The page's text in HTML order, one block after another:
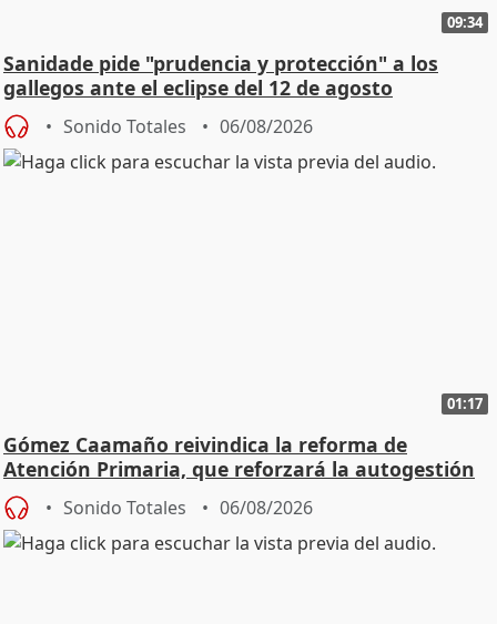
09:34
Sanidade pide "prudencia y protección" a los
gallegos ante el eclipse del 12 de agosto
Sonido Totales 06/08/2026
01:17
Gómez Caamaño reivindica la reforma de
Atención Primaria, que reforzará la autogestión
Sonido Totales 06/08/2026